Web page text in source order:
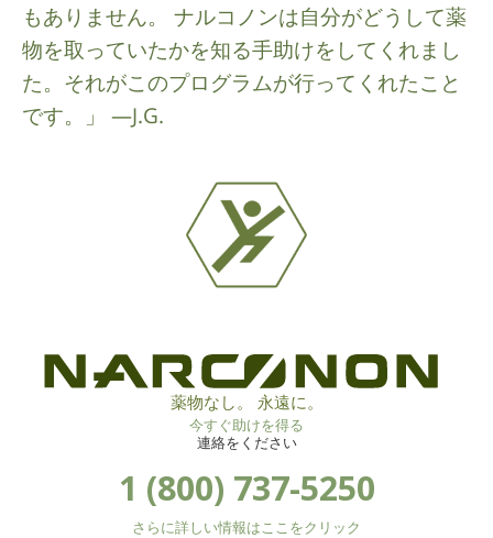
もありません。 ナルコノンは自分がどうして薬
物を取っていたかを知る手助けをしてくれまし
た。それがこのプログラムが行ってくれたこと
です。」 —J.G.
薬物なし。 永遠に。
今すぐ助けを得る
連絡をください
1 (800) 737-5250
さらに詳しい情報はここをクリック